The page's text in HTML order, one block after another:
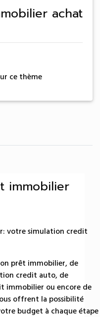
ce thème
immobilier
votre simulation credit
prêt immobilier, de
credit auto, de
immobilier ou encore de
offrent la possibilité
budget à chaque étape